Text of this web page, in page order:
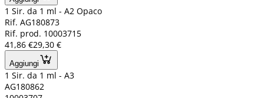
1 Sir. da 1 ml - A2 Opaco
Rif. AG180873
Rif. prod. 10003715
41,86 €29,30 €
Aggiungi
1 Sir. da 1 ml - A3
AG180862